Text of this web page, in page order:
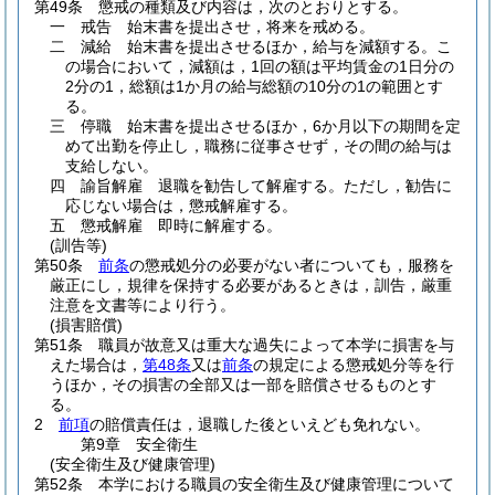
第49条
懲戒の種類及び内容は，次のとおりとする。
一
戒告 始末書を提出させ，将来を戒める。
二
減給 始末書を提出させるほか，給与を減額する。
こ
の場合において，減額は，1回の額は平均賃金の1日分の
2分の1，総額は1か月の給与総額の10分の1の範囲とす
る。
三
停職 始末書を提出させるほか，6か月以下の期間を定
めて出勤を停止し，職務に従事させず，その間の給与は
支給しない。
四
諭旨解雇 退職を勧告して解雇する。 ただし，勧告に
応じない場合は，懲戒解雇する。
五
懲戒解雇 即時に解雇する。
(訓告等)
第50条
前条の懲戒処分の必要がない者についても，服務を
厳正にし，規律を保持する必要があるときは，訓告，厳重
注意を文書等により行う。
(損害賠償)
第51条
職員が故意又は重大な過失によって本学に損害を与
えた場合は， 第48条又は前条の規定による懲戒処分等を行
うほか，その損害の全部又は一部を賠償させるものとす
る。
2
前項の賠償責任は，退職した後といえども免れない。
第9章
安全衛生
(安全衛生及び健康管理)
第52条
本学における職員の安全衛生及び健康管理について